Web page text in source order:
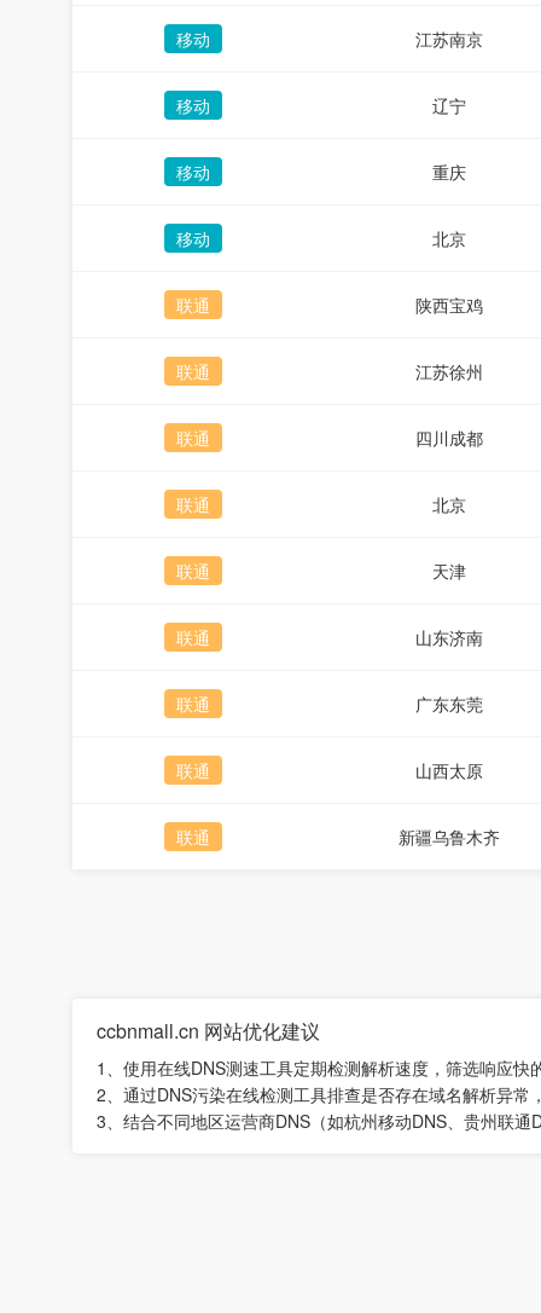
移动 江苏南京
移动 辽宁
移动 重庆
移动 北京
联通 陕西宝鸡
联通 江苏徐州
联通 四川成都
联通 北京
联通 天津
联通 山东济南
联通 广东东莞
联通 山西太原
联通 新疆乌鲁木齐
ccbnmall.cn 网站优化建议
1、使用在线DNS测速工具定期检测解析速度，筛选响应快
2、通过DNS污染在线检测工具排查是否存在域名解析异常
3、结合不同地区运营商DNS（如杭州移动DNS、贵州联